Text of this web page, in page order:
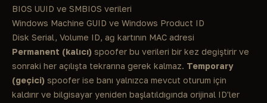
BIOS UUID ve SMBIOS verileri
Windows Machine GUID ve Windows Product ID
Disk Serial, Volume ID, ağ kartının MAC adresi
Permanent (kalıcı) spoofer bu verileri bir kez değiştirir ve
sonraki her açılışta tekrarına gerek kalmaz. Temporary
(geçici) spoofer ise banı yalnızca mevcut oturum için
kaldırır ve bilgisayar yeniden başlatıldığında orijinal ID'ler